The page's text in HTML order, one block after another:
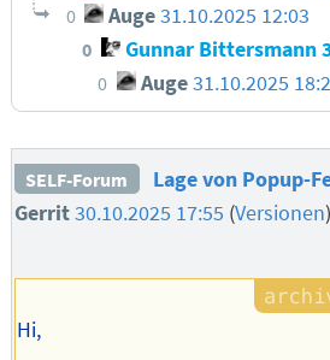
0 Auge31.10.2025 12:03
0 Gunnar Bittersmann
0 Auge31.10.2025
SELF-Forum
Lage von Popup-
Gerrit30.10.2025 17:55 (Versionen)
Hi,